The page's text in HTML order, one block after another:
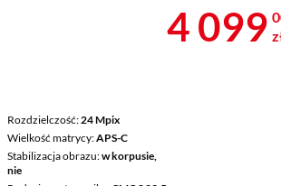
Rozdzielczość 24 Mpix
Wielkość matrycy APS-C
Stabilizacja obrazu w korpusie,
nie
Cena
4 099